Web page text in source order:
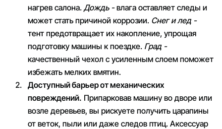
нагрев салона. Дождь -влага оставляет следы и
может стать причиной коррозии. Снег и лед -
тент предотвращает их накопление, упрощая
подготовку машины к поездке. Град -
качественный чехол с усиленным слоем поможет
избежать мелких вмятин.
Доступный барьер от механических
повреждений. Припарковав машину во дворе или
возле деревьев, вы рискуете получить царапины
от веток, пыли или даже следов птиц. Аксессуар